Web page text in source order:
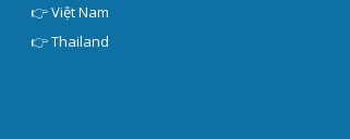
👉Việt Nam
👉Thailand